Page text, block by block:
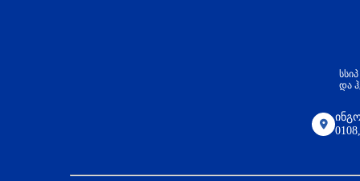
და